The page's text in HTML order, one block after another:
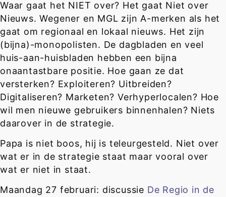
Waar gaat het NIET over? Het gaat Niet over
Nieuws. Wegener en MGL zijn A-merken als het
gaat om regionaal en lokaal nieuws. Het zijn
(bijna)-monopolisten. De dagbladen en veel
huis-aan-huisbladen hebben een bijna
onaantastbare positie. Hoe gaan ze dat
versterken? Exploiteren? Uitbreiden?
Digitaliseren? Marketen? Verhyperlocalen? Hoe
wil men nieuwe gebruikers binnenhalen? Niets
daarover in de strategie.
Papa is niet boos, hij is teleurgesteld. Niet over
wat er in de strategie staat maar vooral over
wat er niet in staat.
Maandag 27 februari: discussie De Regio in de